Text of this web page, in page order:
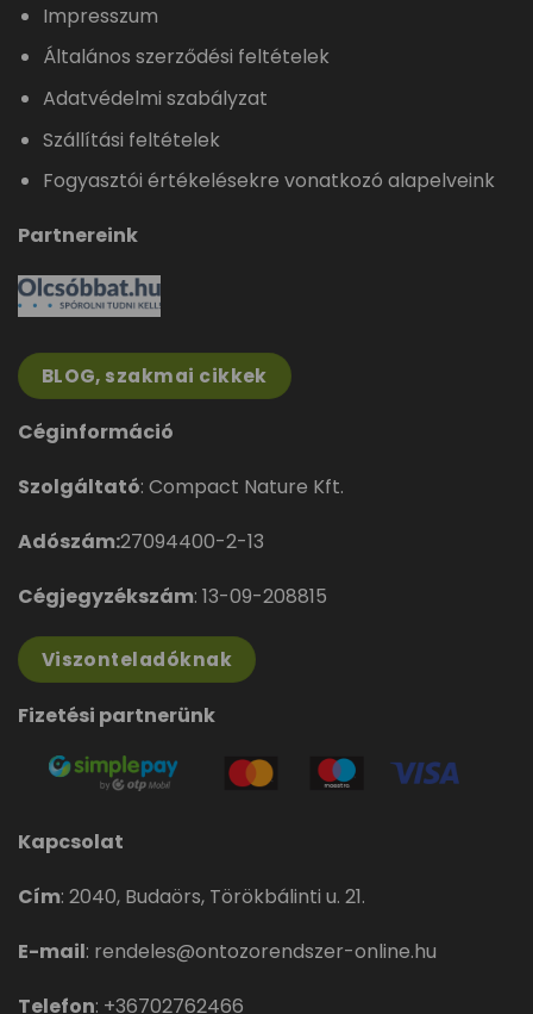
Impresszum
Általános szerződési feltételek
Adatvédelmi szabályzat
Szállítási feltételek
Fogyasztói értékelésekre vonatkozó alapelveink
Partnereink
BLOG, szakmai cikkek
Céginformáció
Szolgáltató: Compact Nature Kft.
Adószám:27094400-2-13
Cégjegyzékszám: 13-09-208815
Viszonteladóknak
Fizetési partnerünk
Kapcsolat
Cím: 2040, Budaörs, Törökbálinti u. 21.
E-mail: rendeles@ontozorendszer-online.hu
Telefon: +36702762466